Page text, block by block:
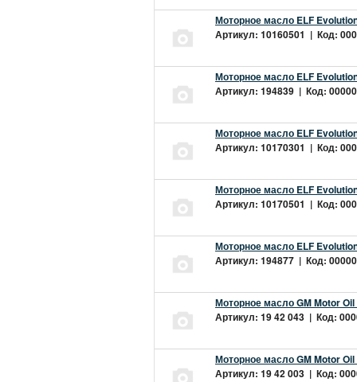
Моторное масло ELF
Артикул: 10160501 | Код:
Моторное масло ELF
Артикул: 194839 | Код:
Моторное масло ELF
Артикул: 10170301 | Код:
Моторное масло ELF
Артикул: 10170501 | Код:
Моторное масло ELF
Артикул: 194877 | Код:
Моторное масло GM Motor Oil
Артикул: 19 42 043 | Код:
Моторное масло GM Motor
Артикул: 19 42 003 | Код: